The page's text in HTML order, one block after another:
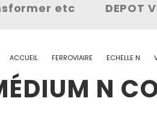
etc DEPOT
ACCUEIL FERROVIAIRE ECHELLE N
N